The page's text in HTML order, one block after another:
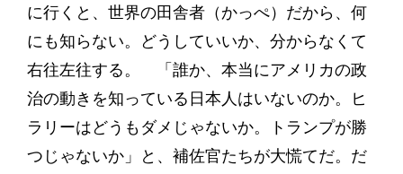
に行くと、世界の田舎者（かっぺ）だから、何
にも知らない。どうしていいか、分からなくて
右往左往する。 「誰か、本当にアメリカの政
治の動きを知っている日本人はいないのか。ヒ
ラリーはどうもダメじゃないか。トランプが勝
つじゃないか」と、補佐官たちが大慌てだ。だ